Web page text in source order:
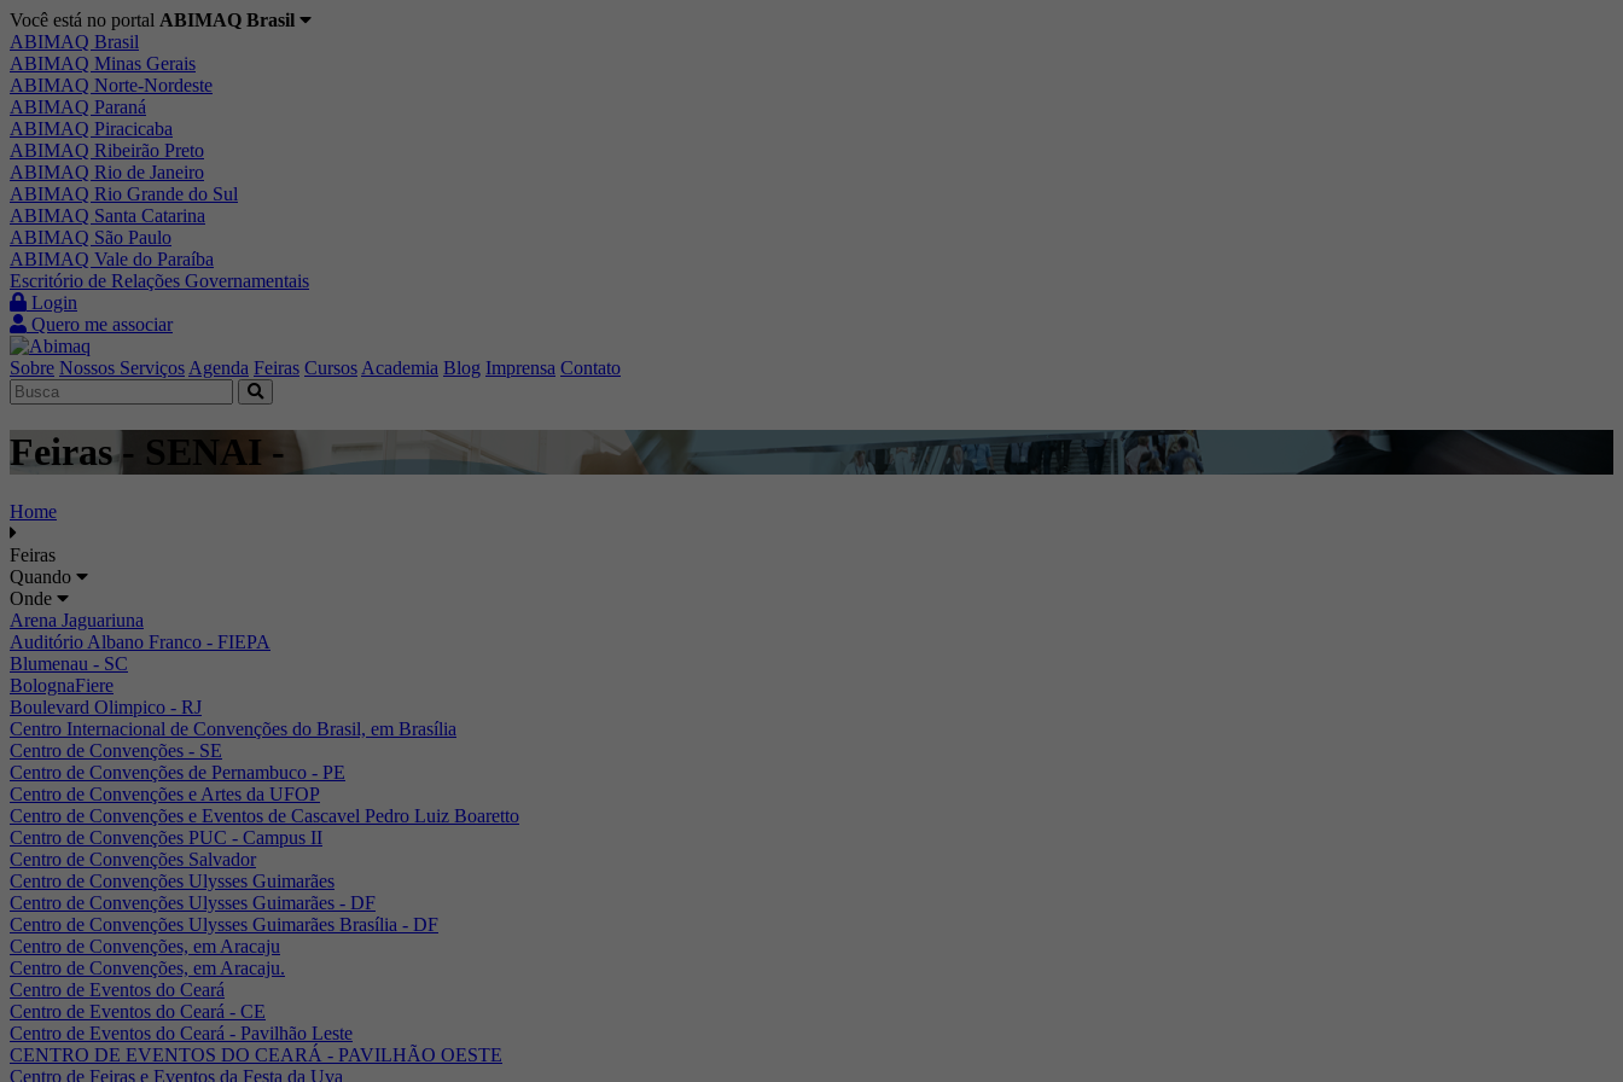
Você está no portal ABIMAQ Brasil
ABIMAQ Brasil
ABIMAQ Minas Gerais
ABIMAQ Norte-Nordeste
ABIMAQ Paraná
ABIMAQ Piracicaba
ABIMAQ Ribeirão Preto
ABIMAQ Rio de Janeiro
ABIMAQ Rio Grande do Sul
ABIMAQ Santa Catarina
ABIMAQ São Paulo
ABIMAQ Vale do Paraíba
Escritório de Relações Governamentais
Login
Quero me associar
Sobre Nossos Serviços Agenda Feiras Cursos Academia Blog Imprensa Contato
Feiras - SENAI -
Home
Feiras
Quando
Onde
Arena Jaguariuna
Auditório Albano Franco - FIEPA
Blumenau - SC
BolognaFiere
Boulevard Olimpico - RJ
Centro Internacional de Convenções do Brasil, em Brasília
Centro de Convenções - SE
Centro de Convenções de Pernambuco - PE
Centro de Convenções e Artes da UFOP
Centro de Convenções e Eventos de Cascavel Pedro Luiz Boaretto
Centro de Convenções PUC - Campus II
Centro de Convenções Salvador
Centro de Convenções Ulysses Guimarães
Centro de Convenções Ulysses Guimarães - DF
Centro de Convenções Ulysses Guimarães Brasília - DF
Centro de Convenções, em Aracaju
Centro de Convenções, em Aracaju.
Centro de Eventos do Ceará
Centro de Eventos do Ceará - CE
Centro de Eventos do Ceará - Pavilhão Leste
CENTRO DE EVENTOS DO CEARÁ - PAVILHÃO OESTE
Centro de Feiras e Eventos da Festa da Uva